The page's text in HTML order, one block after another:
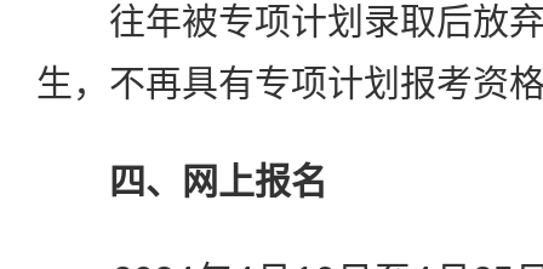
往年被专项计划录取后放弃
生，不再具有专项计划报考资
四、网上报名